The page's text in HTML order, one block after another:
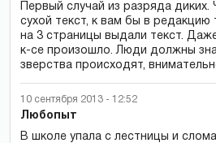
Первый случай из разряда
сухой текст, к вам бы в редакцию
на 3 страницы выдали текст.
к-се произошло. Люди должны
зверства происходят,
10 сентября 2013 - 12:52
Любопыт
В школе упала с лестницы и